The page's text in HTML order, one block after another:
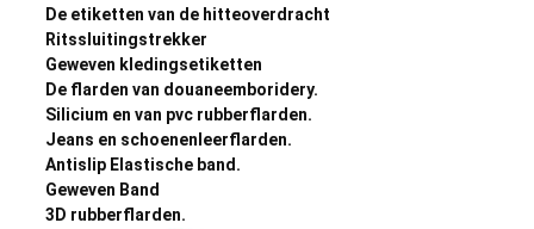
De etiketten van de hitteoverdracht
Ritssluitingstrekker
Geweven kledingsetiketten
De flarden van douaneemboridery.
Silicium en van pvc rubberflarden.
Jeans en schoenenleerflarden.
Antislip Elastische band.
Geweven Band
3D rubberflarden.